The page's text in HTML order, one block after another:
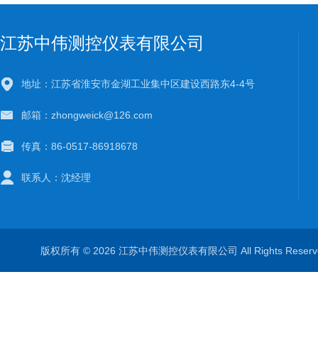
江苏中伟测控仪表有限公司
地址：江苏省淮安市金湖工业集中区建设西路东4-4号
邮箱：zhongweick@126.com
传真：86-0517-86918678
联系人：沈经理
版权所有 © 2026 江苏中伟测控仪表有限公司 All Rights